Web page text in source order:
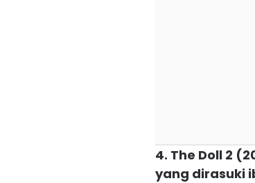
4. The Doll 2
yang dirasuki